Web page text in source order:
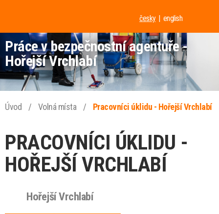
česky english
Práce v bezpečnostní agentuře -
Hořejší Vrchlabí
Úvod / Volná místa / Pracovníci úklidu - Hořejší Vrchlabí
PRACOVNÍCI ÚKLIDU -
HOŘEJŠÍ VRCHLABÍ
Hořejší Vrchlabí